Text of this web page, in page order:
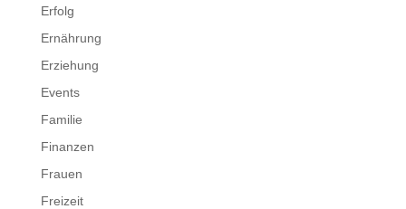
Erfolg
Ernährung
Erziehung
Events
Familie
Finanzen
Frauen
Freizeit